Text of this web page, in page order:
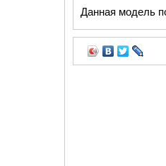
Данная модель